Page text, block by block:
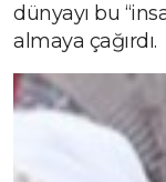
dünyayı bu
almaya çağırdı.